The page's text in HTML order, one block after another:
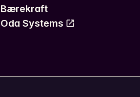
Bærekraft
Oda Systems